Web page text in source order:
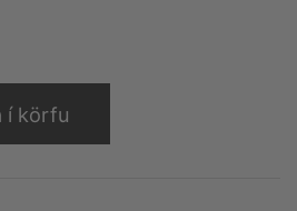
í körfu